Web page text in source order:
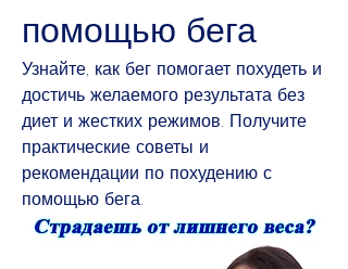
помощью бега
Узнайте, как бег помогает похудеть и
достичь желаемого результата без
диет и жестких режимов. Получите
практические советы и
рекомендации по похудению с
помощью бега.